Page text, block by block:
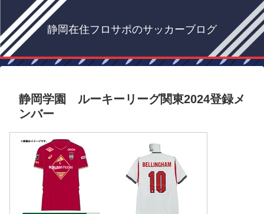
静岡在住フロサポのサッカーブログ
静岡学園 ルーキーリーグ関東2024登録メ
ンバー